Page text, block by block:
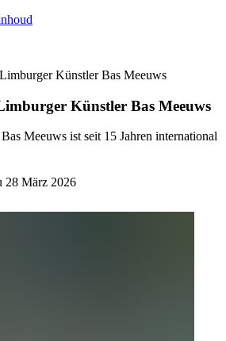
Künstler Bas Meeuws
Künstler Bas Meeuws
Meeuws ist seit 15 Jahren international
28 März 2026